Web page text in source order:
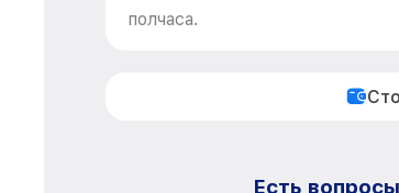
полчаса.
Есть